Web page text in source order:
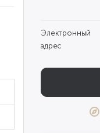
Электронный
адрес